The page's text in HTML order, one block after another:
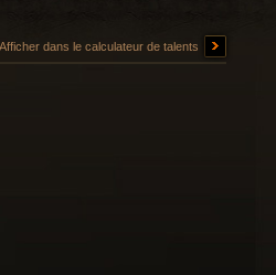
Afficher dans le calculateur de talents